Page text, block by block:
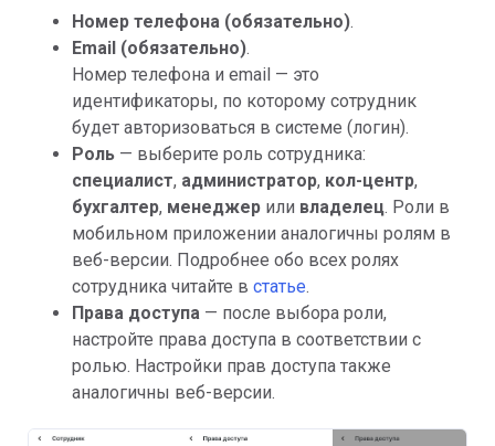
Номер телефона (обязательно).
Email (обязательно).
Номер телефона и email — это
идентификаторы, по которому сотрудник
будет авторизоваться в системе (логин).
Роль — выберите роль сотрудника:
специалист, администратор, кол-центр,
бухгалтер, менеджер или владелец. Роли в
мобильном приложении аналогичны ролям в
веб-версии. Подробнее обо всех ролях
сотрудника читайте в статье.
Права доступа — после выбора роли,
настройте права доступа в соответствии с
ролью. Настройки прав доступа также
аналогичны веб-версии.